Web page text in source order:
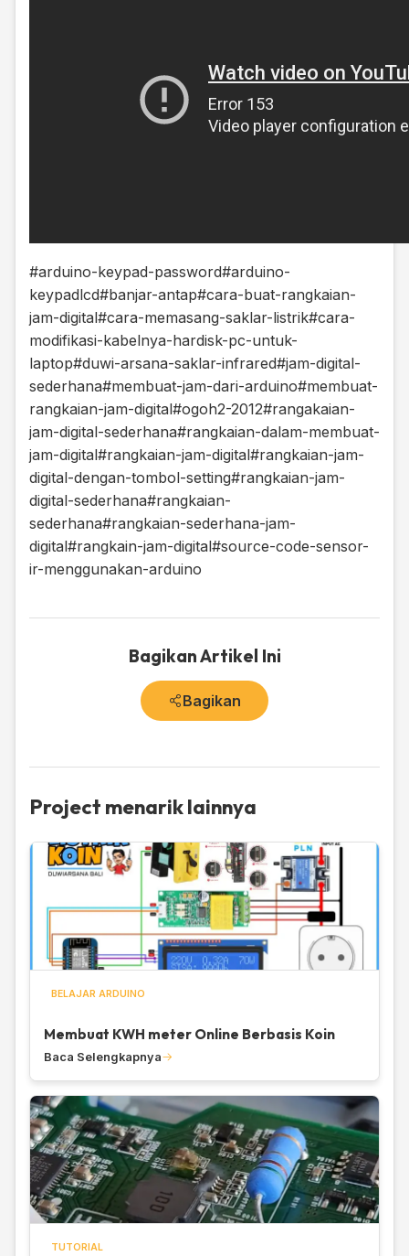
#arduino-keypad-password#arduino-
keypadlcd#banjar-antap#cara-buat-rangkaian-
jam-digital#cara-memasang-saklar-listrik#cara-
modifikasi-kabelnya-hardisk-pc-untuk-
laptop#duwi-arsana-saklar-infrared#jam-digital-
sederhana#membuat-jam-dari-arduino#membuat-
rangkaian-jam-digital#ogoh2-2012#rangakaian-
jam-digital-sederhana#rangkaian-dalam-membuat-
jam-digital#rangkaian-jam-digital#rangkaian-jam-
digital-dengan-tombol-setting#rangkaian-jam-
digital-sederhana#rangkaian-
sederhana#rangkaian-sederhana-jam-
digital#rangkain-jam-digital#source-code-sensor-
ir-menggunakan-arduino
Bagikan Artikel Ini
Bagikan
Project menarik lainnya
BELAJAR ARDUINO
Membuat KWH meter Online Berbasis Koin
Baca Selengkapnya
TUTORIAL